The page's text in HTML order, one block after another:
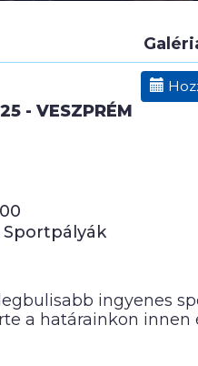
- VESZPRÉM
ingyenes
a határainkon innen